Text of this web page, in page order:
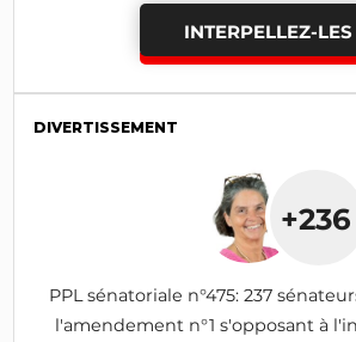
INTERPELLEZ-LES
DIVERTISSEMENT
+236
PPL sénatoriale n°475: 237
l'amendement n°1 s'opposant à